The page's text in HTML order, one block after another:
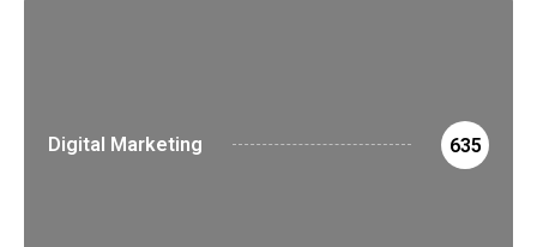
Digital Marketing 635